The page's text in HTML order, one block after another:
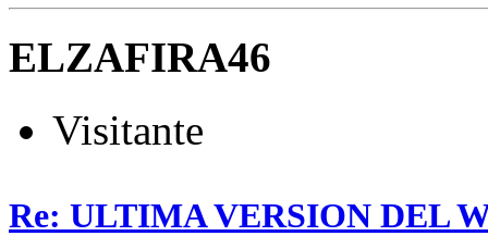
ELZAFIRA46
Visitante
Re: ULTIMA VERSION DEL